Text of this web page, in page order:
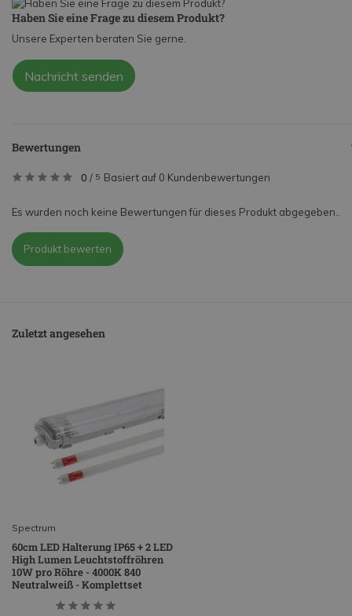
Haben Sie eine Frage zu diesem Produkt?
Unsere Experten beraten Sie gerne.
Nachricht senden
Bewertungen
0 / 5 Basiert auf 0 Kundenbewertungen
Es wurden noch keine Bewertungen für dieses Produkt abgegeben..
Produkt bewerten
Zuletzt angesehen
Spectrum
60cm LED Halterung IP65 + 2 LED
High Lumen Leuchtstoffröhren
10W pro Röhre - 4000K 840
Neutralweiß - Komplettset